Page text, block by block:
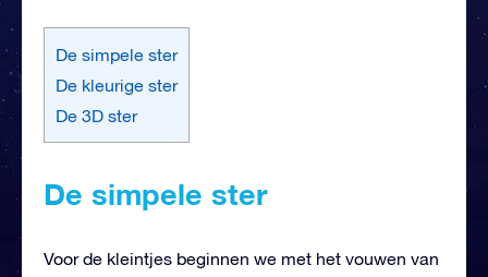
De simpele ster
De kleurige ster
De 3D ster
De simpele ster
Voor de kleintjes beginnen we met het vouwen van